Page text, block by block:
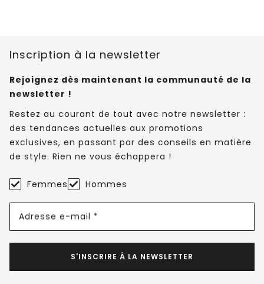
Inscription à la newsletter
Rejoignez dès maintenant la communauté de la
newsletter !
Restez au courant de tout avec notre newsletter :
des tendances actuelles aux promotions
exclusives, en passant par des conseils en matière
de style. Rien ne vous échappera !
Femmes Hommes
Adresse e-mail *
S'INSCRIRE À LA NEWSLETTER